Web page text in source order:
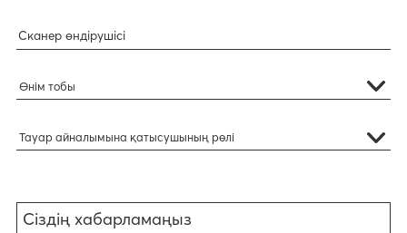
Тауар айналымына қатысушының рөлі
Өнім тобы